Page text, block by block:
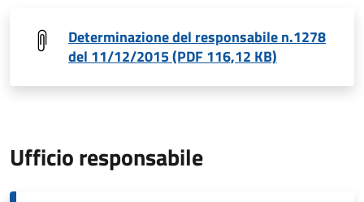
Determinazione del responsabile n.1278
del 11/12/2015 (PDF 116,12 KB)
Ufficio responsabile